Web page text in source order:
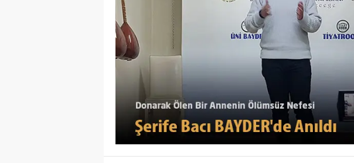
hayati öneme sahip bir olgu
olarak tarih boyunca konu olmuş
temel bir insan işlevidir.
Öğrenme eğitim bilimcilerce
kişinin çevresi ile etkileşimi
sonucunda meydana gelen kalıcı
izli bilişsel, duyuşsal ve
davranışsal...